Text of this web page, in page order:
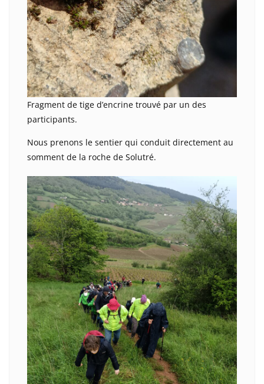
Fragment de tige d’encrine trouvé par un des
participants.
Nous prenons le sentier qui conduit directement au
somment de la roche de Solutré.